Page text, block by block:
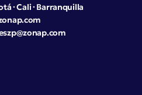
· Cali · Barranquilla